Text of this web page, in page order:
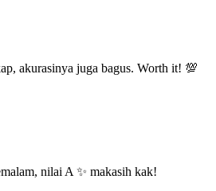
akurasinya juga bagus. Worth it! 💯
nilai A ✨ makasih kak!